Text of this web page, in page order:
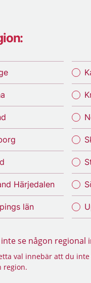
Härjedalen
län
inte se någon
val innebär att du
region.